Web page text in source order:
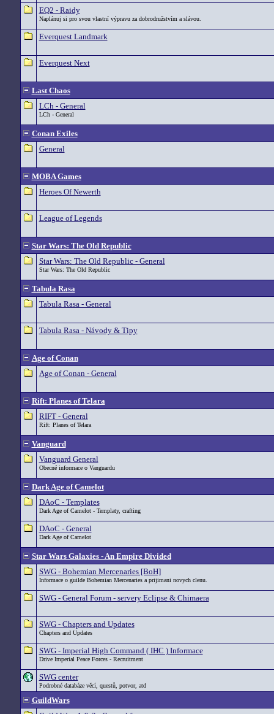
EQ2 - Raidy
Naplánuj si pro svou vlastní výpravu za dobrodružstvím a slávou.
Everquest Landmark
Everquest Next
Last Chaos
LCh - General
LCh - General
Conan Exiles
General
MOBA Games
Heroes Of Newerth
League of Legends
Star Wars: The Old Republic
Star Wars: The Old Republic - General
Star Wars: The Old Republic
Tabula Rasa
Tabula Rasa - General
Tabula Rasa - Návody & Tipy
Age of Conan
Age of Conan - General
Rift: Planes of Telara
RIFT - General
Rift: Planes of Telara
Vanguard
Vanguard General
Obecné informace o Vanguardu
Dark Age of Camelot
DAoC - Templates
Dark Age of Camelot - Templaty, crafting
DAoC - General
Dark Age of Camelot
Star Wars Galaxies - An Empire Divided
SWG - Bohemian Mercenaries [BoH]
Informace o guilde Bohemian Mercenaries a prijimani novych clenu.
SWG - General Forum - servery Eclipse & Chimaera
SWG - Chapters and Updates
Chapters and Updates
SWG - Imperial High Command ( IHC ) Informace
Drive Imperial Peace Forces - Recruitment
SWG center
Podrobné databáze věcí, questů, potvor, atd
GuildWars